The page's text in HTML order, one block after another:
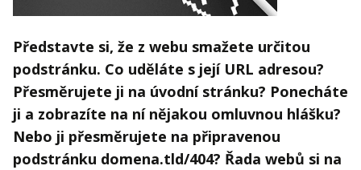
Představte si, že z webu smažete určitou
podstránku. Co uděláte s její URL adresou?
Přesměrujete ji na úvodní stránku? Ponecháte
ji a zobrazíte na ní nějakou omluvnou hlášku?
Nebo ji přesměrujete na připravenou
podstránku domena.tld/404? Řada webů si na